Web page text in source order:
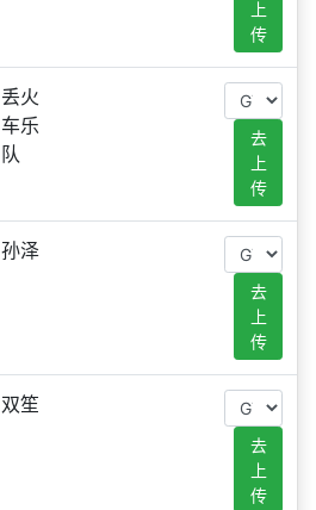
上
传
丢火
车乐
队
去
上
传
孙泽
去
上
传
双笙
去
上
传